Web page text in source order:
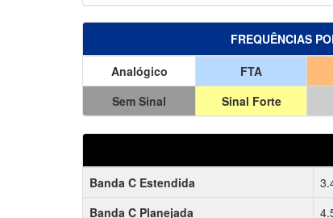
FREQUÊNCIAS
Analógico
FTA
Sem Sinal
Sinal Forte
Banda C Estendida
Banda C Planejada